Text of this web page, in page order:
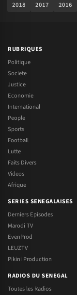
2018
2017 2016
RUBRIQUES
Politique
Societe
Justice
Economie
International
People
Sports
Football
Lutte
Faits Divers
Videos
Afrique
SERIES SENEGALAISES
Derniers Episodes
Marodi TV
EvenProd
LEUZTV
Pikini Production
RADIOS DU SENEGAL
Toutes les Radios